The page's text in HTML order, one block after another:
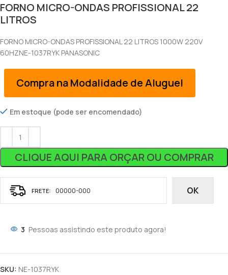
FORNO MICRO-ONDAS PROFISSIONAL 22
LITROS
FORNO MICRO-ONDAS PROFISSIONAL 22 LITROS 1000W 220V
60HZNE-1037RYK PANASONIC
Compra na Modalidade de Aluguel
Em estoque (pode ser encomendado)
CLIQUE AQUI PARA ORÇAR OU COMPRAR
OK
3 Pessoas assistindo este produto agora!
SKU: NE-1037RYK